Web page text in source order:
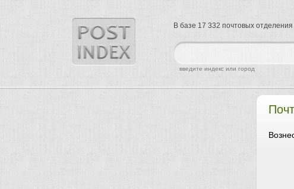
найти
введите индекс или город
В базе 17 332 почтовых отделения